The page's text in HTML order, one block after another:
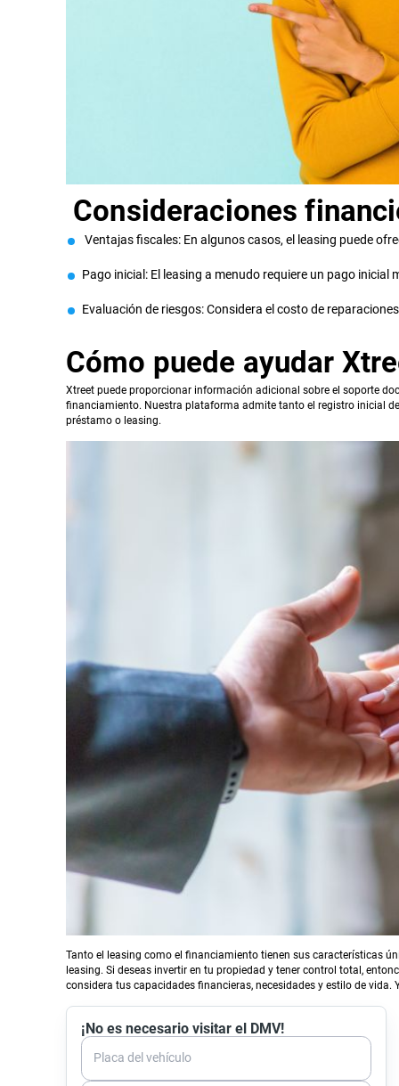
Consideraciones
Ventajas fiscales: En algunos casos, el leasing puede
Pago inicial: El leasing a menudo requiere un pago inicial
Evaluación de riesgos: Considera el costo de
Cómo puede ayudar
Xtreet puede proporcionar información adicional sobre el soporte
financiamiento. Nuestra plataforma admite tanto el registro inicial
préstamo o leasing.
Tanto el leasing como el financiamiento tienen sus características
leasing. Si deseas invertir en tu propiedad y tener control total,
considera tus capacidades financieras, necesidades y estilo de
¡No es necesario visitar el DMV!
Placa del vehículo